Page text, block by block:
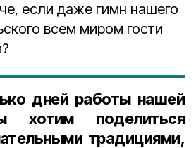
если даже гимн нашего
всем миром гости
дней работы нашей
хотим поделиться
традициями,